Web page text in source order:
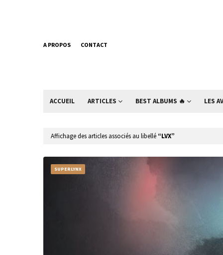
A PROPOS CONTACT
ACCUEIL ARTICLES BEST ALBUMS 🔥 LES
Affichage des articles associés au libellé LVX
SUPERLYNX